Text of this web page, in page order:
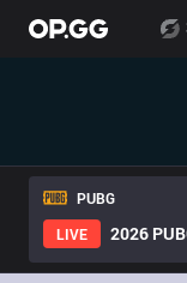
PUBG
LIVE
2026